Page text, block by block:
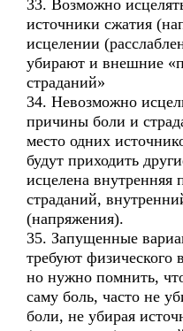
33. Возможно
источники сжатия
исцелении
убирают и внешние
страданий»
34. Невозможно
причины боли и
место одних
будут приходить
исцелена внутренняя
страданий,
(напряжения).
35. Запущенные
требуют физического
но нужно помнить,
саму боль, часто не
боли, не убирая